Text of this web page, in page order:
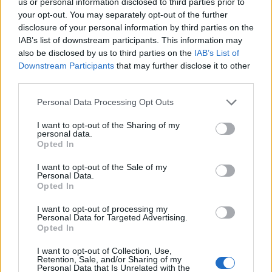
your opt-out. You may separately opt-out of the further
disclosure of your personal information by third parties on the
IAB’s list of downstream participants. This information may
also be disclosed by us to third parties on the IAB’s List of
Downstream Participants that may further disclose it to other
Personal Data Processing Opt Outs
I want to opt-out of the Sharing of my
personal data.
Opted In
I want to opt-out of the Sale of my
Personal Data.
Opted In
I want to opt-out of processing my
Personal Data for Targeted Advertising.
Opted In
I want to opt-out of Collection, Use,
Retention, Sale, and/or Sharing of my
Personal Data that Is Unrelated with the
körülmények kedvezőtlen alakulása extrém magasságokba
lökheti Magyarország áramimportigényét.
2025. november 28. 06:00 |Major András
Kiderült, hogy mi lenne Európával, ha az orosz
gáz egy csettintésre eltűnne
Az európai és hazai villamosenergia- és földgázrendszer
felkészült a megemelkedett téli igények kielégítésére, de
csúcsra nőhet a villamosenergia-rendszer terhelése, a
legkedvezőtlenebb forgatókönyv megvalósulása esetén
pedig az ország importigénye jelentősen megugrana, és az
olajembargónak, illetve egy esetleges új földgázválságnak
miközben a magyar földgáztárolókban télre felépített
tartalék legalább hét éve nem volt olyan alacsony, mint
2025. november 25. 10:09 | Portfolio